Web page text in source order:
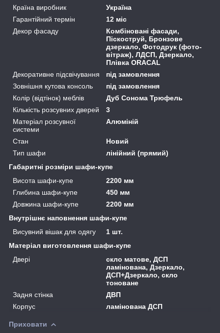
Країна виробник
Україна
Гарантійний термін
12 міс
Декор фасаду
Комбіновані фасади,
Піскоструй, Бронзове
дзеркало, Фотодрук (фото-
вітраж), ЛДСП, Дзеркало,
Плівка ORACAL
Декоративне підсвічування
під замовлення
Зовнішня кутова консоль
під замовлення
Колір (відтінок) меблів
Дуб Сонома Трюфель
Кількість розсувних дверей
3
Матеріал розсувної
системи
Алюміній
Стан
Новий
Тип шафи
лінійний (прямий)
Габаритні розміри шафи-купе
Висота шафи-купе
2200 мм
Глибина шафи-купе
450 мм
Довжина шафи-купе
2200 мм
Внутрішнє наповнення шафи-купе
Висувний вішак для одягу
1 шт.
Матеріал виготовлення шафи-купе
Двері
скло матове, ДСП
ламінована, Дзеркало,
ДСП+Дзеркало, скло
тоноване
Задня стінка
ДВП
Корпус
ламінована ДСП
Приховати